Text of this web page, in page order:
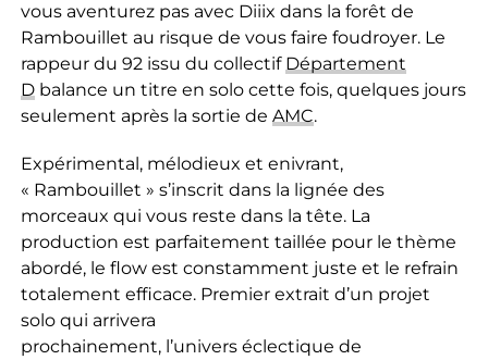
vous aventurez pas avec Diiix dans la forêt de
Rambouillet au risque de vous faire foudroyer. Le
rappeur du 92 issu du collectif Département
Dbalance un titre en solo cette fois, quelques jours
seulement après la sortie de AMC.
Expérimental, mélodieux et enivrant,
« Rambouillet » s’inscrit dans la lignée des
morceaux qui vous reste dans la tête. La
production est parfaitement taillée pour le thème
abordé, le flow est constamment juste et le refrain
totalement efficace. Premier extrait d’un projet
solo qui arrivera
prochainement, l’univers éclectique de